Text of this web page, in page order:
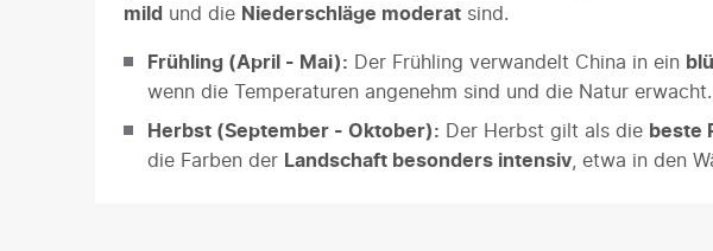
mild und die Niederschläge moderat sind.
Frühling (April - Mai): Der Frühling verwandelt China in ein
wenn die Temperaturen angenehm sind und die Natur erwacht.
Herbst (September - Oktober): Der Herbst gilt als die beste
die Farben der Landschaft besonders intensiv, etwa in den